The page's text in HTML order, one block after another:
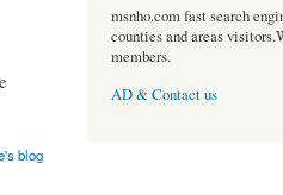
blog
msnho.com fast search
counties and areas
members.
AD & Contact us